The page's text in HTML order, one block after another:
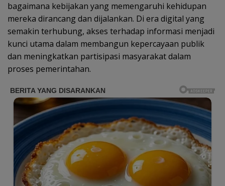
bagaimana kebijakan yang memengaruhi kehidupan
mereka dirancang dan dijalankan. Di era digital yang
semakin terhubung, akses terhadap informasi menjadi
kunci utama dalam membangun kepercayaan publik
dan meningkatkan partisipasi masyarakat dalam
proses pemerintahan.